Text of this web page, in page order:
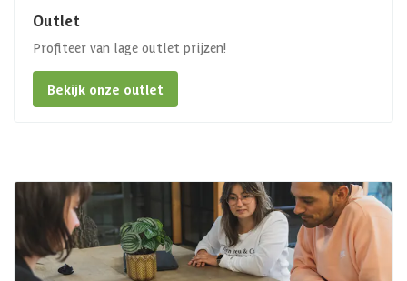
Outlet
Profiteer van lage outlet prijzen!
Bekijk onze outlet